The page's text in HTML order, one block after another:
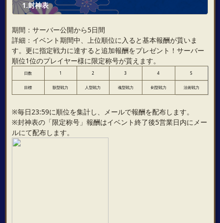
1.封神表
期間：サーバー公開から5日間
詳細：イベント期間中、上位順位に入ると基本報酬が貰いま
す。更に指定戦力に達すると追加報酬をプレゼント！サーバー
順位1位のプレイヤー様に限定称号が貰えます。
日数 1 2 3 4 5
目標 獣型戦力 人型戦力 魂型戦力 剣型戦力 法術戦力
※毎日23:59に順位を集計し、メールで報酬を配布します。
※封神表の「限定称号」報酬はイベント終了後5営業日内にメー
ルにて配布します。